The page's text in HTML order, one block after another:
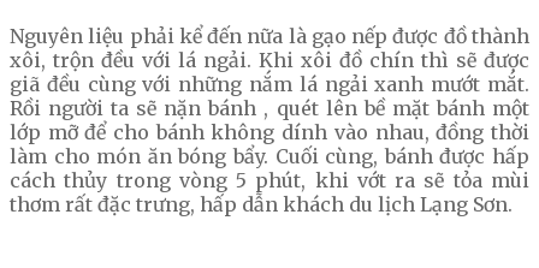
Nguyên liệu phải kể đến nữa là gạo nếp được đồ thành
xôi, trộn đều với lá ngải. Khi xôi đồ chín thì sẽ được
giã đều cùng với những nắm lá ngải xanh mướt mắt.
Rồi người ta sẽ nặn bánh , quét lên bề mặt bánh một
lớp mỡ để cho bánh không dính vào nhau, đồng thời
làm cho món ăn bóng bẩy. Cuối cùng, bánh được hấp
cách thủy trong vòng 5 phút, khi vớt ra sẽ tỏa mùi
thơm rất đặc trưng, hấp dẫn khách du lịch Lạng Sơn.